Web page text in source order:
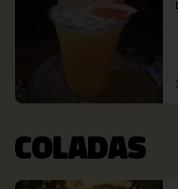
COLADAS